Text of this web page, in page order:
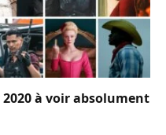
à voir absolument